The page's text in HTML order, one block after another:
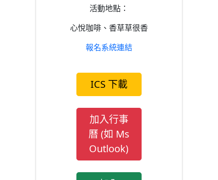
活動地點：
心悅咖啡、香草草很香
報名系統連結
ICS 下載
加入行事
曆 (如 Ms
Outlook)